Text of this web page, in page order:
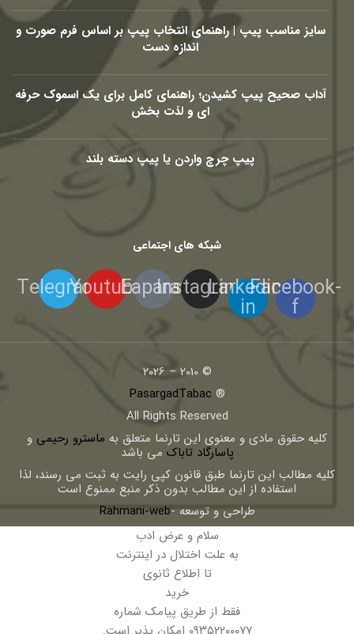
سایز مناسب پیپ | راهنمای انتخاب پیپ بر اساس فرم صورت و
اندازه دست
آداب صحیح پیپ کشیدن؛ راهنمای کامل برای یک اسموک حرفه
ای و لذت بخش
پیپ چرچ واردن یا پیپ دسته بلند
شبکه های اجتماعی
Facebook-
f
Linkedin-
in
Instagram
Eaparat
Youtube
Telegram
© 2010 – 2026
®
PasargadTabac
All Rights Reserved
كليه حقوق مادی و معنوی اين تارنما متعلق به ماسترو رحیمی و
پاسارگاد تاباک می باشد
کلیه مطالب این تارنما طبق قانون کپی رایت به ثبت می رسند، لذا
استفاده از این مطالب بدون ذکر منبع ممنوع است
طراحی و توسعه -Rahmani-web
سلام و عرض ادب
به علت اختلال در اینترنت
تا اطلاع ثانوی
خرید
فقط از طریق پیامک شماره